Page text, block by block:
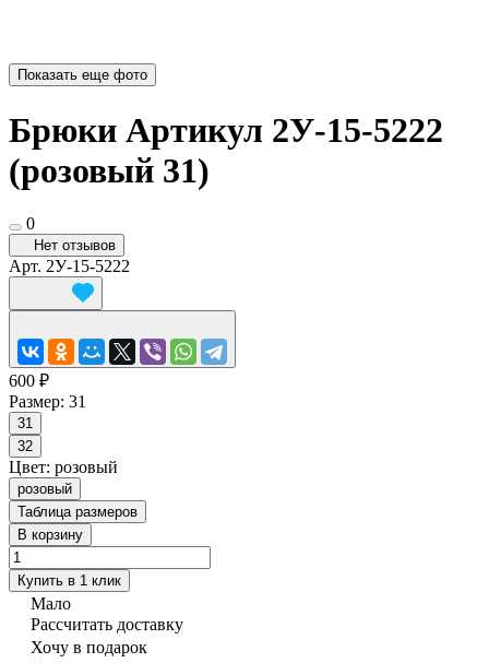
Показать еще фото
Брюки Артикул 2У-15-5222
(розовый 31)
0
Нет отзывов
Арт. 2У-15-5222
600 ₽
Размер: 31
31
32
Цвет: розовый
розовый
Таблица размеров
В корзину
Купить в 1 клик
Мало
Рассчитать доставку
Хочу в подарок